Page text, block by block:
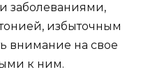
заболеваниями,
избыточным
внимание на свое
к ним.